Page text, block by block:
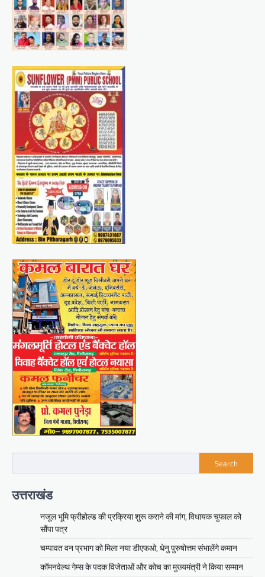
Search
उत्तराखंड
नजूल भूमि फ्रीहोल्ड की प्रक्रिया शुरू कराने की मांग, विधायक चुफाल को
सौंपा पत्र
चम्पावत वन प्रभाग को मिला नया डीएफओ, धेनु पुरुषोत्तम संभालेंगे कमान
कॉमनवेल्थ गेम्स के पदक विजेताओं और कोच का मुख्यमंत्री ने किया सम्मान